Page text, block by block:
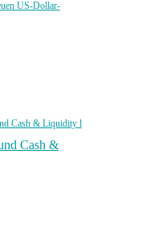
US-Dollar-
Cash & Liquidity l
Cash &